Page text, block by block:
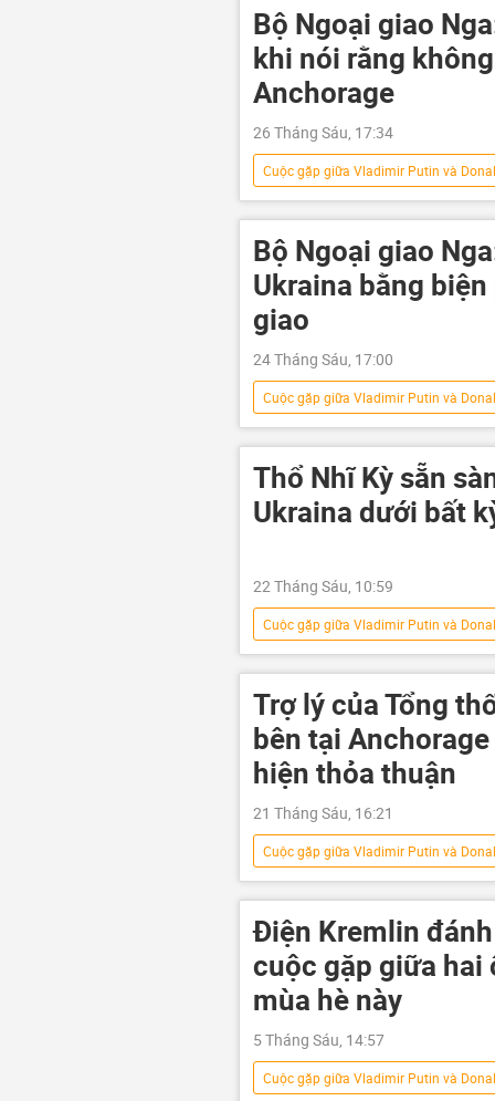
Alaska
Vladimir Zelensky
xung đột
Bộ Ngoại giao
khi nói rằng
Anchorage
26 Tháng Sáu, 17:34
Cuộc gặp giữa Vladimir Putin và
Alaska
Chính trị
Bộ Ngoại giao Nga
Ukraina
khủng hoảng
Bộ Ngoại giao
Ukraina bằng
giao
24 Tháng Sáu, 17:00
Cuộc gặp giữa Vladimir Putin và
phương Tây
Sergey Lavrov
Bộ Ngoại giao Nga
Vladimir
Cuộc khủng hoảng ở Ukraina
Thổ Nhĩ Kỳ sẵn
Ukraina dưới bất
22 Tháng Sáu, 10:59
Cuộc gặp giữa Vladimir Putin và
Thế giới
Nga
Trợ lý của Tổng
bên tại
hiện thỏa thuận
21 Tháng Sáu, 16:21
Cuộc gặp giữa Vladimir Putin và
Cuộc khủng hoảng ở Ukraina
Yury Ushakov
Vladimir Putin
Điện Kremlin
cuộc gặp giữa hai
mùa hè này
5 Tháng Sáu, 14:57
Cuộc gặp giữa Vladimir Putin và